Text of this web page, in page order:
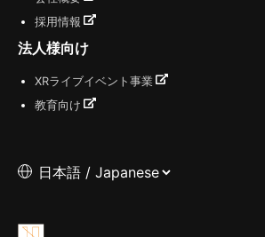
採用情報
法人様向け
XRライブイベント事業
教育向け